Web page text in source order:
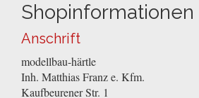
Shopinformationen
Anschrift
modellbau-härtle
Inh. Matthias Franz e. Kfm.
Kaufbeurener Str. 1